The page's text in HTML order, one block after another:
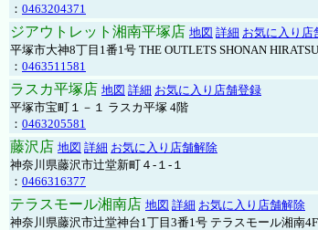
： 0463204371
ジアウトレット湘南平塚店 地図 詳細 お気に入り店
平塚市大神8丁目1番1号 THE OUTLETS SHONAN
： 0463511581
ラスカ平塚店 地図 詳細 お気に入り店舗登録
平塚市宝町１－１ ラスカ平塚 4階
： 0463205581
藤沢店 地図 詳細 お気に入り店舗解除
神奈川県藤沢市辻堂新町４-１-１
： 0466316377
テラスモール湘南店 地図 詳細 お気に入り店舗解除
神奈川県藤沢市辻堂神台1丁目3番1号 テラスモール湘南4F